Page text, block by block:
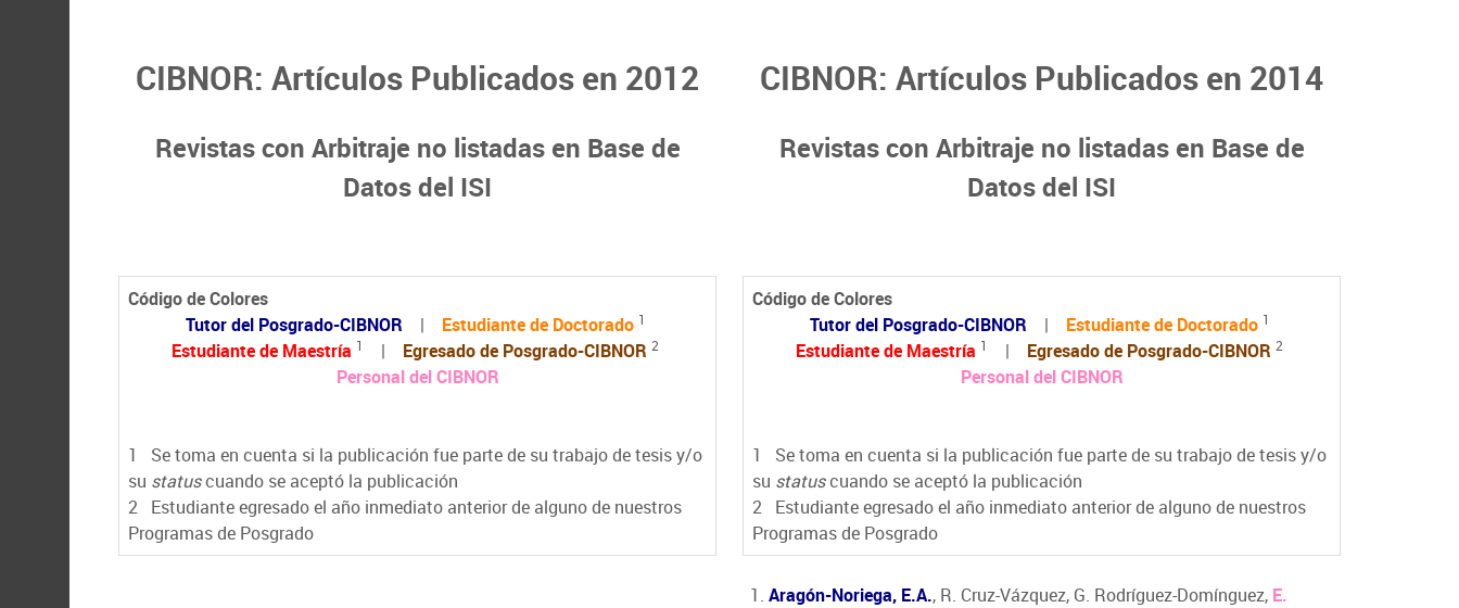
CIBNOR: Artículos Publicados en 2012
Revistas con Arbitraje no listadas en Base de
Datos del ISI
Código de Colores
Tutor del Posgrado-CIBNOR | Estudiante de Doctorado 1
Estudiante de Maestría 1 | Egresado de Posgrado-CIBNOR 2
Personal del CIBNOR
1
Se toma en cuenta si la publicación fue parte de su trabajo de tesis y/o
su statuscuando se aceptó la publicación
2 Estudiante egresado el año inmediato anterior de alguno de nuestros
Programas de Posgrado
CIBNOR: Artículos Publicados en 2014
Revistas con Arbitraje no listadas en Base de
Datos del ISI
Código de Colores
Tutor del Posgrado-CIBNOR | Estudiante de Doctorado 1
Estudiante de Maestría 1 | Egresado de Posgrado-CIBNOR 2
Personal del CIBNOR
1
Se toma en cuenta si la publicación fue parte de su trabajo de tesis y/o
su statuscuando se aceptó la publicación
2 Estudiante egresado el año inmediato anterior de alguno de nuestros
Programas de Posgrado
Aragón-Noriega, E.A., R. Cruz-Vázquez, G. Rodríguez-Domínguez, E.